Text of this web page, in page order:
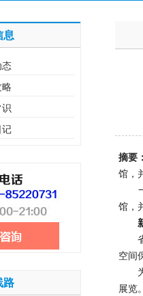
息
态
略
记
路
摘要
馆，
一“
馆，
省
空间
为
展览。